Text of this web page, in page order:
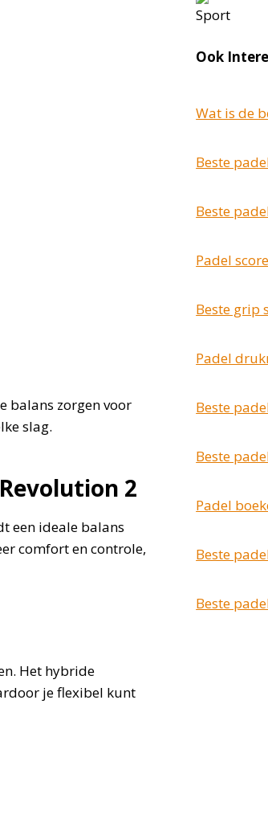
balans zorgen voor
slag.
2
een ideale balans
comfort en controle,
Het hybride
je flexibel kunt
Ook
Wat is de
Beste
Beste
Padel
Beste grip
Padel
Beste
Beste
Padel
Beste
Beste